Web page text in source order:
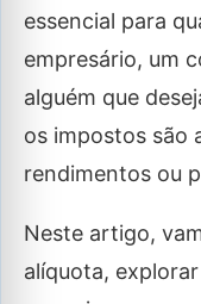
essencial para
empresário, um
alguém que
os impostos são
rendimentos ou
Neste artigo,
alíquota,